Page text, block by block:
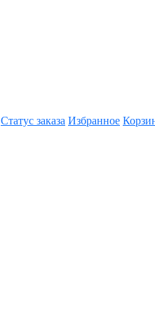
Статус заказа Избранное